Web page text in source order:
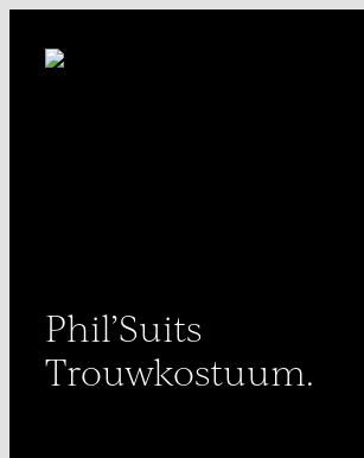
inhoud
Phil’Suits
Trouwkostuum.